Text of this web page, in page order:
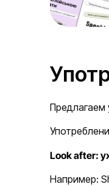
Предлагаем
Look after:
Например: